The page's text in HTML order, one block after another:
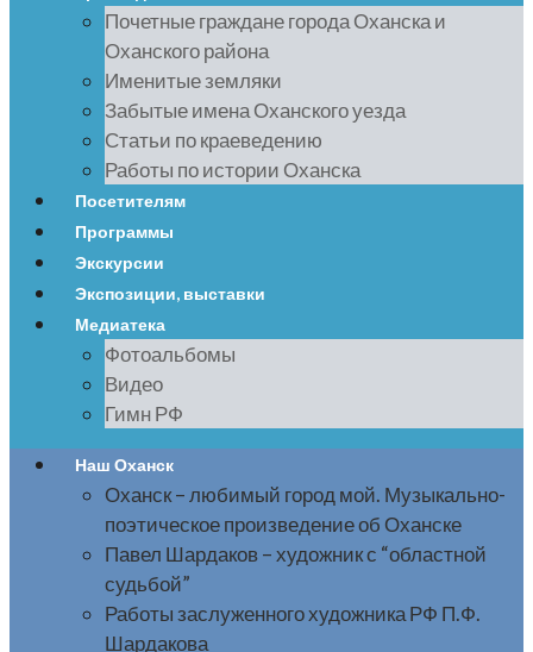
Почетные граждане города Оханска и
Оханского района
Именитые земляки
Забытые имена Оханского уезда
Статьи по краеведению
Работы по истории Оханска
Посетителям
Программы
Экскурсии
Экспозиции, выставки
Медиатека
Фотоальбомы
Видео
Гимн РФ
Наш Оханск
Оханск – любимый город мой. Музыкально-
поэтическое произведение об Оханске
Павел Шардаков – художник с “областной
судьбой”
Работы заслуженного художника РФ П.Ф.
Шардакова